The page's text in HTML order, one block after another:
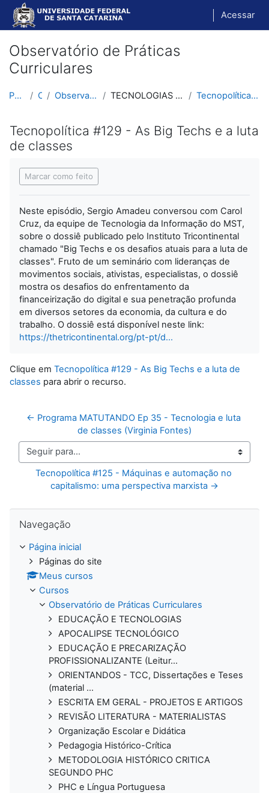
Ir para o conteúdo principal
Acessar
Observatório de Práticas
Curriculares
Página inicial Cursos Observatório de Práticas Curriculares TECNOLOGIAS - PERSPECTIVA MATERIALISTA E DIALÉTICA Tecnopolítica #129 - As Big Techs e a luta de classes
Tecnopolítica #129 - As Big Techs e a luta
de classes
Marcar como feito
Neste episódio, Sergio Amadeu conversou com Carol
Cruz, da equipe de Tecnologia da Informação do MST,
sobre o dossiê publicado pelo Instituto Tricontinental
chamado "Big Techs e os desafios atuais para a luta de
classes". Fruto de um seminário com lideranças de
movimentos sociais, ativistas, especialistas, o dossiê
mostra os desafios do enfrentamento da
financeirização do digital e sua penetração profunda
em diversos setores da economia, da cultura e do
trabalho. O dossiê está disponível neste link:
https://thetricontinental.org/pt-pt/d...
Clique em Tecnopolítica #129 - As Big Techs e a luta de
classes para abrir o recurso.
← Programa MATUTANDO Ep 35 - Tecnologia e luta
de classes (Virginia Fontes)
Seguir para...
Tecnopolítica #125 - Máquinas e automação no
capitalismo: uma perspectiva marxista →
Navegação
Página inicial
Páginas do site
Meus cursos
Cursos
Observatório de Práticas Curriculares
EDUCAÇÃO E TECNOLOGIAS
APOCALIPSE TECNOLÓGICO
EDUCAÇÃO E PRECARIZAÇÃO
PROFISSIONALIZANTE (Leitur...
ORIENTANDOS - TCC, Dissertações e Teses
(material ...
ESCRITA EM GERAL - PROJETOS E ARTIGOS
REVISÃO LITERATURA - MATERIALISTAS
Organização Escolar e Didática
Pedagogia Histórico-Crítica
METODOLOGIA HISTÓRICO CRITICA
SEGUNDO PHC
PHC e Língua Portuguesa